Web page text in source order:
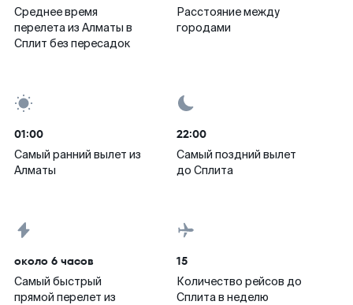
Среднее время
перелета из Алматы в
Сплит без пересадок
Расстояние между
городами
01:00
Самый ранний вылет из
Алматы
22:00
Самый поздний вылет
до Сплита
около 6 часов
Самый быстрый
прямой перелет из
15
Количество рейсов до
Сплита в неделю